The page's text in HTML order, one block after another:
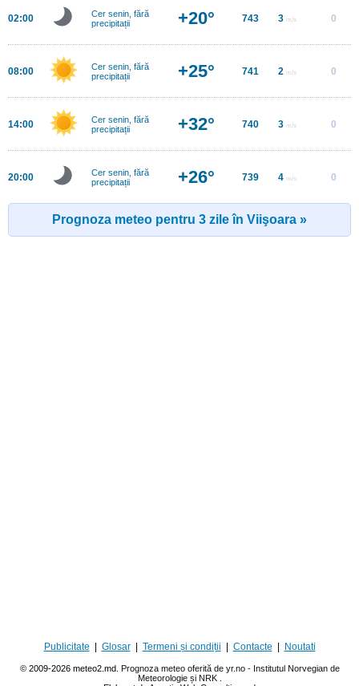
02:00
Cer senin, fără
precipitații
+20° 743 3 m/s 0
08:00
Cer senin, fără
precipitații
+25° 741 2 m/s 0
14:00
Cer senin, fără
precipitații
+32° 740 3 m/s 0
20:00
Cer senin, fără
precipitații
+26° 739 4 m/s 0
Prognoza meteo pentru 3 zile în Viişoara »
Publicitate Glosar| Termeni și condiții Contacte Noutati
© 2009-2026 meteo2.md. Prognoza meteo oferită de yr.no - Institutul Norvegian de
Meteorologie și NRK